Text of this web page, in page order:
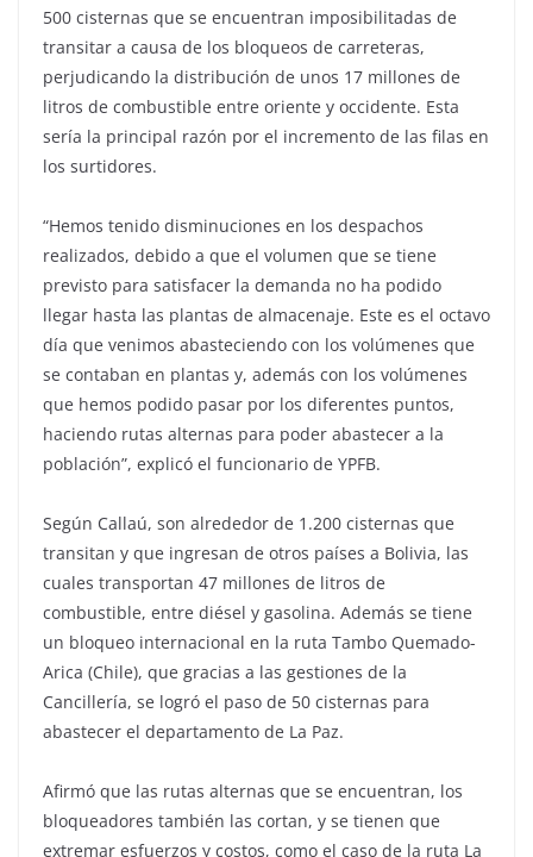
500 cisternas que se encuentran imposibilitadas de
transitar a causa de los bloqueos de carreteras,
perjudicando la distribución de unos 17 millones de
litros de combustible entre oriente y occidente. Esta
sería la principal razón por el incremento de las filas en
los surtidores.
“Hemos tenido disminuciones en los despachos
realizados, debido a que el volumen que se tiene
previsto para satisfacer la demanda no ha podido
llegar hasta las plantas de almacenaje. Este es el octavo
día que venimos abasteciendo con los volúmenes que
se contaban en plantas y, además con los volúmenes
que hemos podido pasar por los diferentes puntos,
haciendo rutas alternas para poder abastecer a la
población”, explicó el funcionario de YPFB.
Según Callaú, son alrededor de 1.200 cisternas que
transitan y que ingresan de otros países a Bolivia, las
cuales transportan 47 millones de litros de
combustible, entre diésel y gasolina. Además se tiene
un bloqueo internacional en la ruta Tambo Quemado-
Arica (Chile), que gracias a las gestiones de la
Cancillería, se logró el paso de 50 cisternas para
abastecer el departamento de La Paz.
Afirmó que las rutas alternas que se encuentran, los
bloqueadores también las cortan, y se tienen que
extremar esfuerzos y costos, como el caso de la ruta La